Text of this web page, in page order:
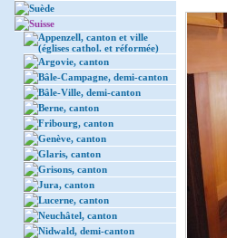
Suède
Suisse
Appenzell, canton et ville
(églises cathol. et réformée)
Argovie, canton
Bâle-Campagne, demi-canton
Bâle-Ville, demi-canton
Berne, canton
Fribourg, canton
Genève, canton
Glaris, canton
Grisons, canton
Jura, canton
Lucerne, canton
Neuchâtel, canton
Nidwald, demi-canton